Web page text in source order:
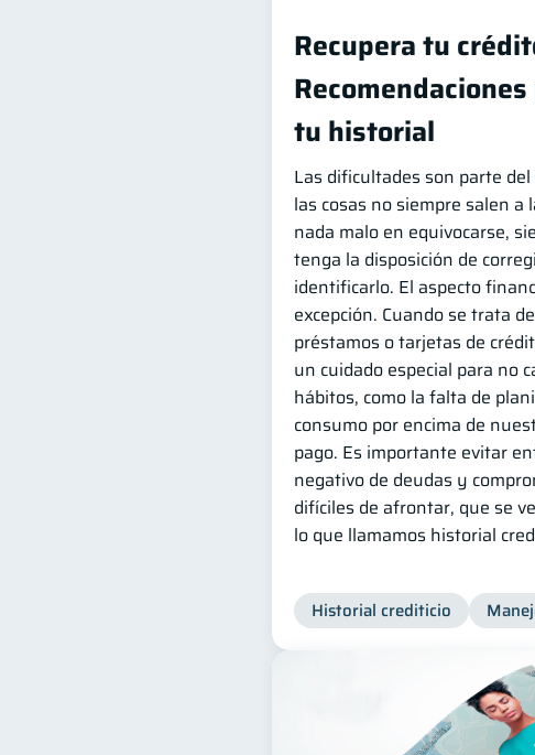
Recupera tu
tu historial
Las dificultades son parte
las cosas no siempre salen
nada malo en equivocarse,
tenga la disposición de
identificarlo. El aspecto
excepción. Cuando se trata
préstamos o tarjetas de
un cuidado especial para no
hábitos, como la falta de
consumo por encima de
pago. Es importante evitar
negativo de deudas y
difíciles de afrontar, que se
lo que llamamos historial
Historial crediticio